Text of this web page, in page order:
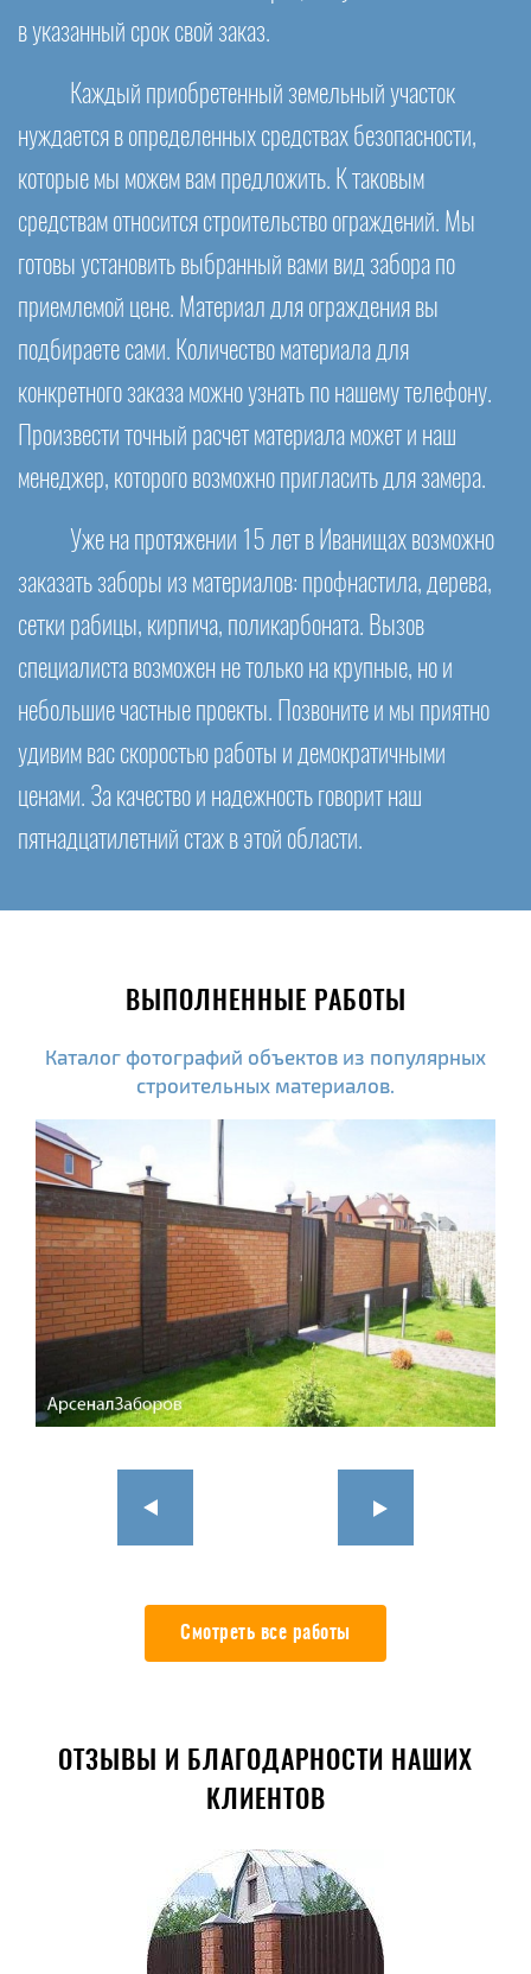
в указанный срок свой заказ.
Каждый приобретенный земельный участок
нуждается в определенных средствах безопасности,
которые мы можем вам предложить. К таковым
средствам относится строительство ограждений. Мы
готовы установить выбранный вами вид забора по
приемлемой цене. Материал для ограждения вы
подбираете сами. Количество материала для
конкретного заказа можно узнать по нашему телефону.
Произвести точный расчет материала может и наш
менеджер, которого возможно пригласить для замера.
Уже на протяжении 15 лет в Иванищах возможно
заказать заборы из материалов: профнастила, дерева,
сетки рабицы, кирпича, поликарбоната. Вызов
специалиста возможен не только на крупные, но и
небольшие частные проекты. Позвоните и мы приятно
удивим вас скоростью работы и демократичными
ценами. За качество и надежность говорит наш
пятнадцатилетний стаж в этой области.
ВЫПОЛНЕННЫЕ РАБОТЫ
Каталог фотографий объектов из популярных
строительных материалов.
Смотреть все работы
ОТЗЫВЫ И БЛАГОДАРНОСТИ НАШИХ
КЛИЕНТОВ